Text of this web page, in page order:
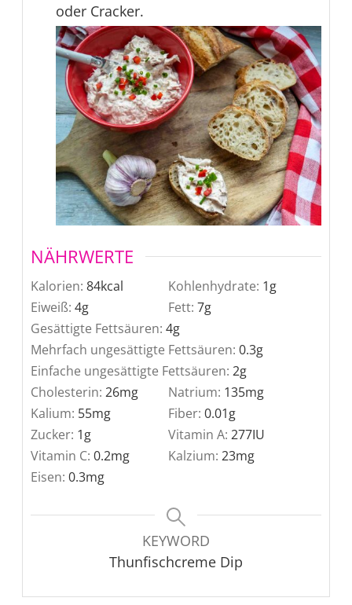
oder Cracker.
NÄHRWERTE
Kalorien: 84kcal Kohlenhydrate: 1g
Eiweiß: 4g Fett: 7g
Gesättigte Fettsäuren: 4g
Mehrfach ungesättigte Fettsäuren: 0.3g
Einfache ungesättigte Fettsäuren: 2g
Cholesterin: 26mg Natrium: 135mg
Kalium: 55mg Fiber: 0.01g
Zucker: 1g Vitamin A: 277IU
Vitamin C: 0.2mg Kalzium: 23mg
Eisen: 0.3mg
KEYWORD
Thunfischcreme Dip